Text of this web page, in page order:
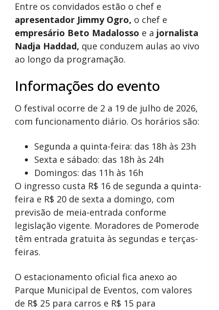
Entre os convidados estão o chef e
apresentador Jimmy Ogro, o chef e
empresário Beto Madalosso e a jornalista
Nadja Haddad, que conduzem aulas ao vivo
ao longo da programação.
Informações do evento
O festival ocorre de 2 a 19 de julho de 2026,
com funcionamento diário. Os horários são:
Segunda a quinta-feira: das 18h às 23h
Sexta e sábado: das 18h às 24h
Domingos: das 11h às 16h
O ingresso custa R$ 16 de segunda a quinta-
feira e R$ 20 de sexta a domingo, com
previsão de meia-entrada conforme
legislação vigente. Moradores de Pomerode
têm entrada gratuita às segundas e terças-
feiras.
O estacionamento oficial fica anexo ao
Parque Municipal de Eventos, com valores
de R$ 25 para carros e R$ 15 para